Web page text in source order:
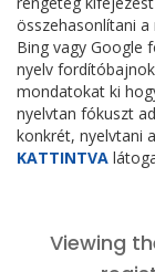
összehasonlítani
Bing vagy Google
nyelv
mondatokat ki
nyelvtan fókuszt
konkrét, nyelvtani
KATTINTVA